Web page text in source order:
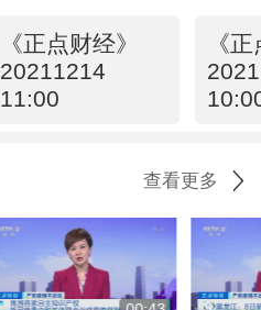
《正点财经》
20211214
11:00
《
查看更多